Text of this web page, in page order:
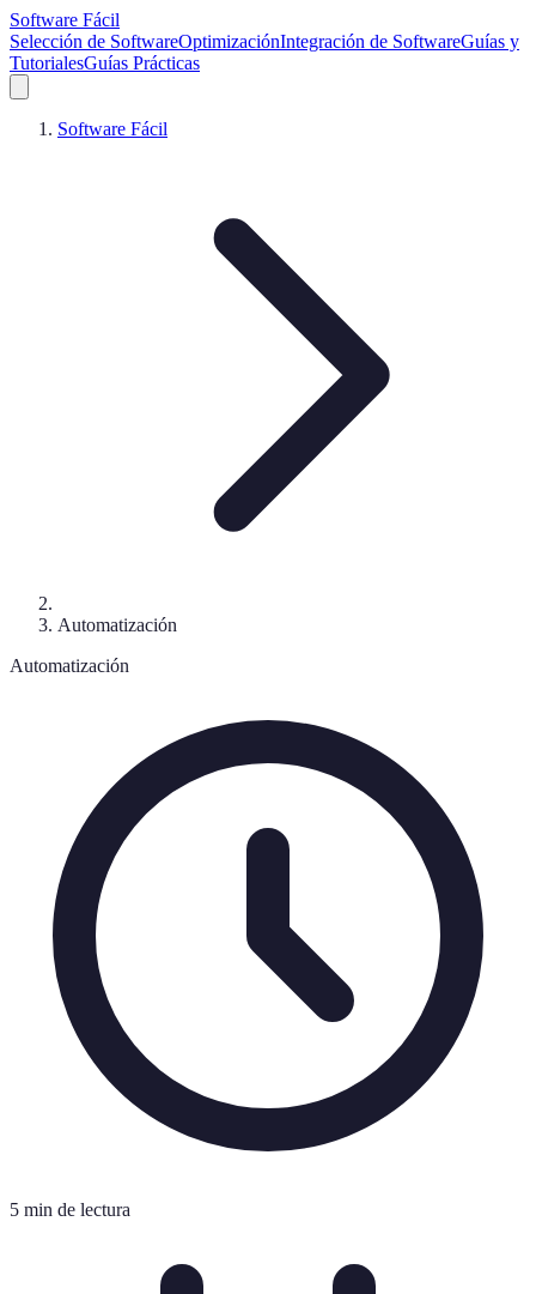
Software Fácil
Selección de SoftwareOptimizaciónIntegración de SoftwareGuías y
TutorialesGuías Prácticas
Software Fácil
Automatización
Automatización
5 min de lectura